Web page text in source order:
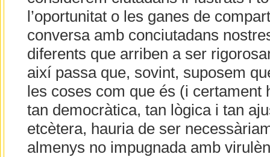
l’oportunitat o les ganes de
conversa amb conciutadans
diferents que arriben a ser
així passa que, sovint, suposem
les coses com que és (i certament
tan democràtica, tan lògica i tan
etcètera, hauria de ser
almenys no impugnada amb